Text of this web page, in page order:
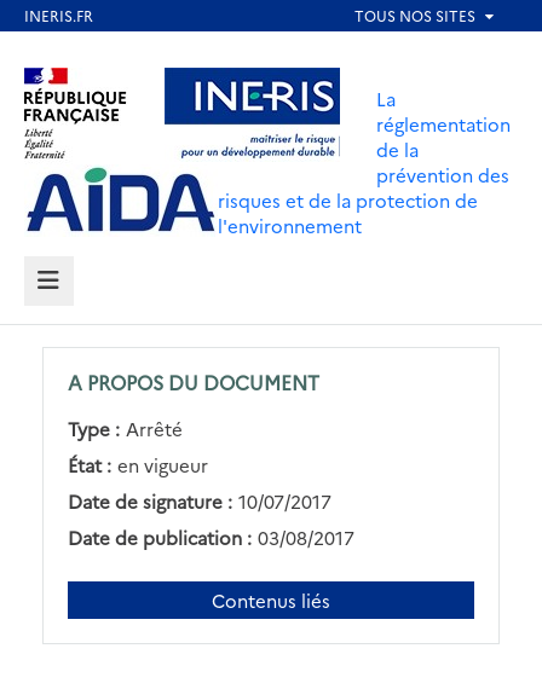
contenu
principal
Aller au contenu Aller au menu
Aller au pied de page
La
réglementation
de la
prévention des
risques et de la protection de
l'environnement
MENU
A PROPOS DU DOCUMENT
Type : Arrêté
État : en vigueur
Date de signature : 10/07/2017
Date de publication : 03/08/2017
Contenus liés